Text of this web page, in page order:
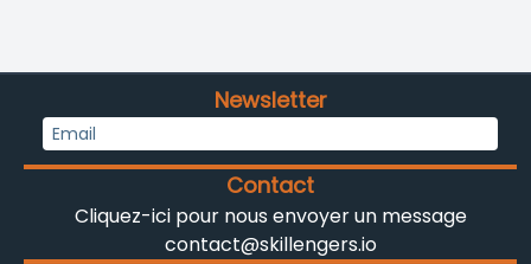
Contact
Cliquez-ici pour nous envoyer un message
contact@skillengers.io
Newsletter